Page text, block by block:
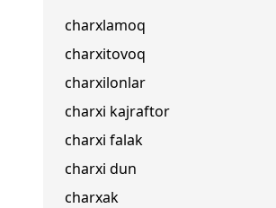
charxlamoq
charxitovoq
charxilonlar
charxi kajraftor
charxi falak
charxi dun
charxak